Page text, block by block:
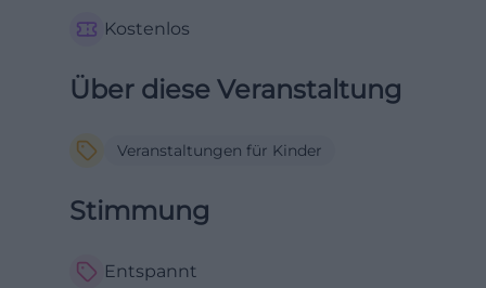
Kostenlos
Über diese Veranstaltung
Veranstaltungen für Kinder
Stimmung
Entspannt